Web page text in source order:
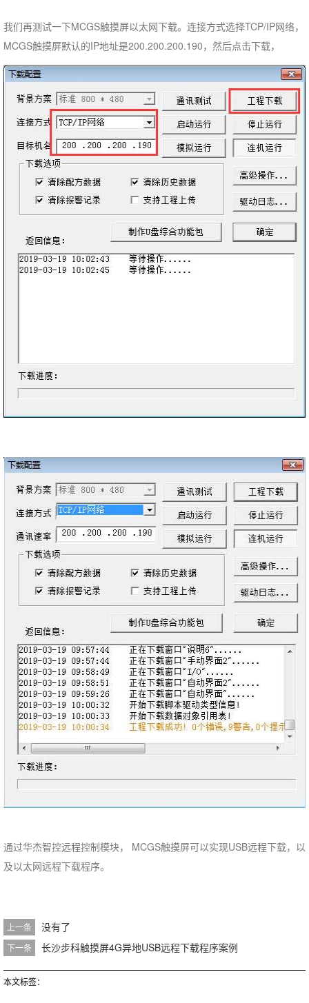
我们再测试一下MCGS触摸屏以太网下载。连接方式选择TCP/IP网络，
MCGS触摸屏默认的IP地址是200.200.200.190，然后点击下载，
通过华杰智控远程控制模块， MCGS触摸屏可以实现USB远程下载，以
及以太网远程下载程序。
上一条 没有了
下一条 长沙步科触摸屏4G异地USB远程下载程序案例
本文标签：